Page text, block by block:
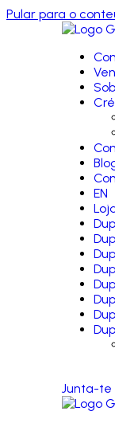
Pular para o
EN
Junta-te